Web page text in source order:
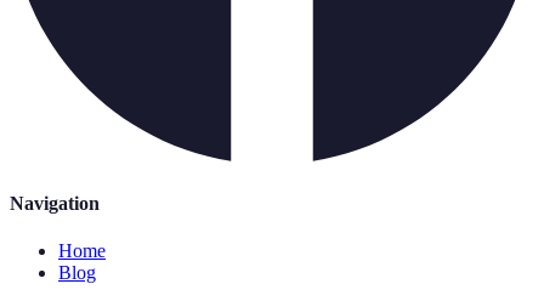
Navigation
Home
Blog